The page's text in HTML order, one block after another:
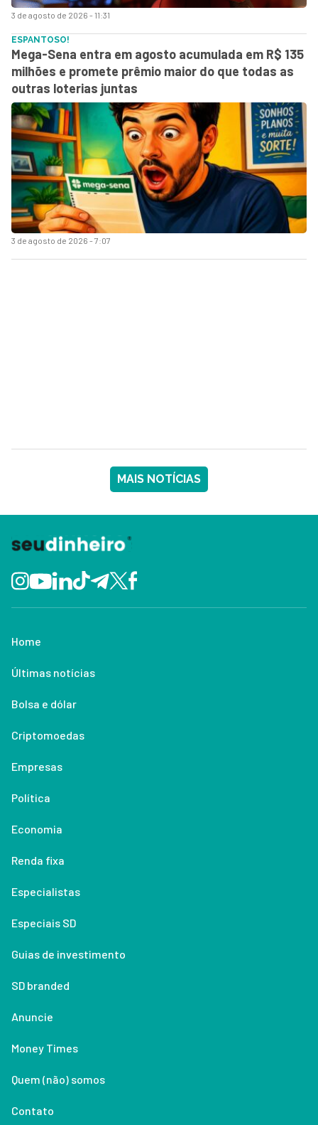
3 de agosto de 2026 - 11:31
3 de agosto de 2026 - 7:07
ESPANTOSO!
Mega-Sena entra em agosto acumulada em R$ 135
milhões e promete prêmio maior do que todas as
outras loterias juntas
MAIS NOTÍCIAS
Home
Últimas notícias
Bolsa e dólar
Criptomoedas
Empresas
Política
Economia
Renda fixa
Especialistas
Especiais SD
Guias de investimento
SD branded
Anuncie
Money Times
Quem (não) somos
Contato